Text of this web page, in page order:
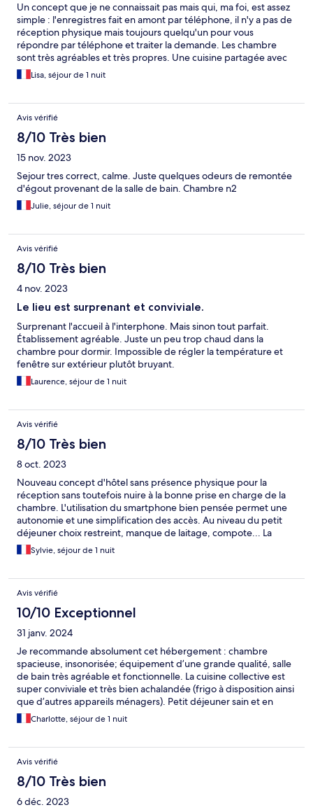
Un concept que je ne connaissait pas mais qui, ma foi, est assez
simple : l'enregistres fait en amont par téléphone, il n'y a pas de
réception physique mais toujours quelqu'un pour vous
répondre par téléphone et traiter la demande. Les chambre
sont très agréables et très propres. Une cuisine partagée avec
une copieux petit déjeuner et du personnel pour vous guider.
Je recommande et si je reviens dans le coin, je reviendrais.
Lisa, séjour de 1 nuit
Avis vérifié
8/10 Très bien
15 nov. 2023
Sejour tres correct, calme. Juste quelques odeurs de remontée
d'égout provenant de la salle de bain. Chambre n2
Julie, séjour de 1 nuit
Avis vérifié
8/10 Très bien
4 nov. 2023
Le lieu est surprenant et conviviale.
Surprenant l'accueil à l'interphone. Mais sinon tout parfait.
Établissement agréable. Juste un peu trop chaud dans la
chambre pour dormir. Impossible de régler la température et
fenêtre sur extérieur plutôt bruyant.
Laurence, séjour de 1 nuit
Avis vérifié
8/10 Très bien
8 oct. 2023
Nouveau concept d'hôtel sans présence physique pour la
réception sans toutefois nuire à la bonne prise en charge de la
chambre. L'utilisation du smartphone bien pensée permet une
autonomie et une simplification des accès. Au niveau du petit
déjeuner choix restreint, manque de laitage, compote... La
recherche et la découverte des ustensiles pour la préparation
du petit déjeuner amène une certaine convivialité avec les
Sylvie, séjour de 1 nuit
Avis vérifié
10/10 Exceptionnel
31 janv. 2024
Je recommande absolument cet hébergement : chambre
spacieuse, insonorisée; équipement d’une grande qualité, salle
de bain très agréable et fonctionnelle. La cuisine collective est
super conviviale et très bien achalandée (frigo à disposition ainsi
que d’autres appareils ménagers). Petit déjeuner sain et en
libre-service. J’ai eu un contact très chaleureux avec une
certaine Kathleen, très sympathique et efficace. Bref, super
égrener les heures), tramway au pied de l’immeuble. Au top !
Charlotte, séjour de 1 nuit
Avis vérifié
8/10 Très bien
6 déc. 2023